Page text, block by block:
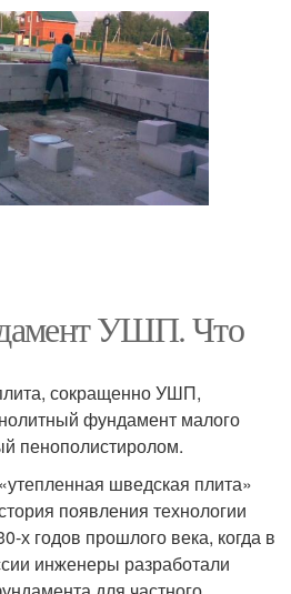
УШП. Что
сокращенно УШП,
фундамент малого
пенополистиролом.
шведская плита»
появления технологии
х годов прошлого века, когда в
инженеры разработали